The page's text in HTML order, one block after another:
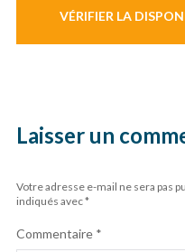
Laisser un
Votre adresse e-mail ne sera pas
indiqués avec*
Commentaire *